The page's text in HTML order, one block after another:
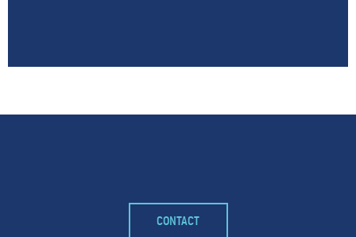
POUR LIKER
CONTACT